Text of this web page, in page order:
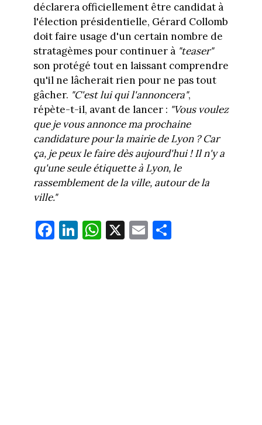
déclarera officiellement être candidat à
l'élection présidentielle, Gérard Collomb
doit faire usage d'un certain nombre de
stratagèmes pour continuer à "teaser"
son protégé tout en laissant comprendre
qu'il ne lâcherait rien pour ne pas tout
gâcher. "C'est lui qui l'annoncera",
répète-t-il, avant de lancer : "Vous voulez
que je vous annonce ma prochaine
candidature pour la mairie de Lyon ? Car
ça, je peux le faire dès aujourd'hui ! Il n'y a
qu'une seule étiquette à Lyon, le
rassemblement de la ville, autour de la
ville."
Fa
ce
Li
nk
W
ha
X E
m
Pa
rt